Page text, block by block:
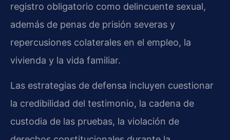
registro obligatorio como delincuente sexual,
además de penas de prisión severas y
repercusiones colaterales en el empleo, la
vivienda y la vida familiar.
Las estrategias de defensa incluyen cuestionar
la credibilidad del testimonio, la cadena de
custodia de las pruebas, la violación de